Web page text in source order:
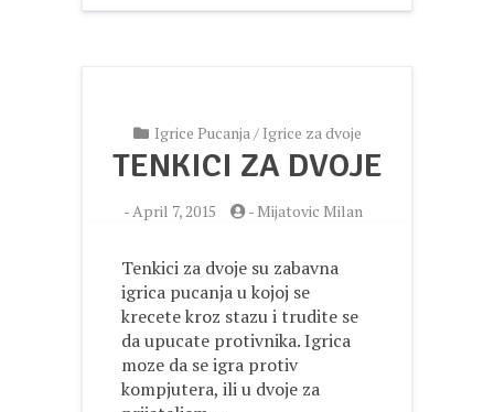
Igrice Pucanja/ Igrice za dvoje
TENKICI ZA DVOJE
-April 7, 2015 - Mijatovic Milan
Tenkici za dvoje su zabavna
igrica pucanja u kojoj se
krecete kroz stazu i trudite se
da upucate protivnika. Igrica
moze da se igra protiv
kompjutera, ili u dvoje za